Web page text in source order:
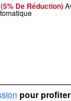
De Réduction)
pour